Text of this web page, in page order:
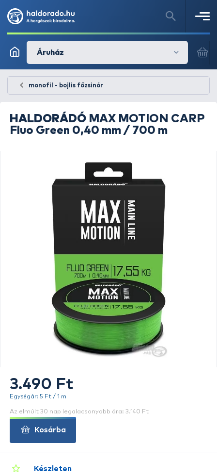
Áruház
monofil - bojlis főzsinór
HALDORÁDÓ MAX MOTION CARP
Fluo Green 0,40 mm / 700 m
Készleten
3.490 Ft
Egységár: 5 Ft / 1 m
Az elmúlt 30 nap legalacsonyabb ára: 3.140 Ft
Kosárba